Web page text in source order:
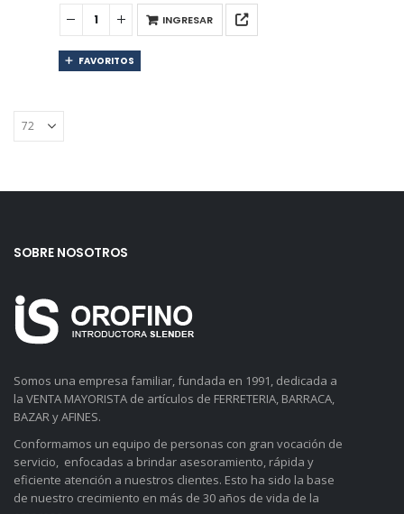
INGRESAR
FAVORITOS
SOBRE NOSOTROS
Somos una empresa familiar, fundada en 1991, dedicada a
la VENTA MAYORISTA de artículos de FERRETERIA, BARRACA,
BAZAR y AFINES.
Conformamos un equipo de personas con gran vocación de
servicio, enfocadas a brindar asesoramiento, rápida y
eficiente atención a nuestros clientes. Esto ha sido la base
de nuestro crecimiento en más de 30 años de vida de la